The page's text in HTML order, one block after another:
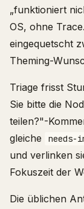
„funktioniert
OS, ohne
eingequetscht
Theming-
Triage frisst
Sie bitte die
teilen?"-
gleiche
needs-
und verlinken
Fokuszeit der
Die üblichen